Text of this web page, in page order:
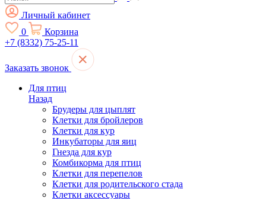
Личный кабинет
0
Корзина
+7 (8332) 75-25-11
Заказать звонок
Для птиц
Назад
Брудеры для цыплят
Клетки для бройлеров
Клетки для кур
Инкубаторы для яиц
Гнезда для кур
Комбикорма для птиц
Клетки для перепелов
Клетки для родительского стада
Клетки аксессуары